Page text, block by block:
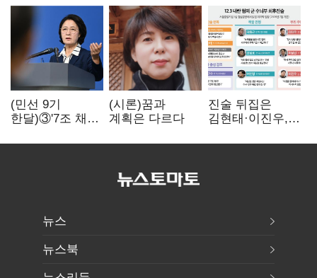
(민선 9기
한달)③'7조 채무'
추미애, 20년만에
(시론)꿈과
계획은 다르다
진술 뒤집은
김현태·이진우,
헌신"…법정서
뉴스
뉴스북